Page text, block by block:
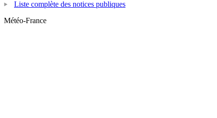
Liste complète des notices publiques
Météo-France